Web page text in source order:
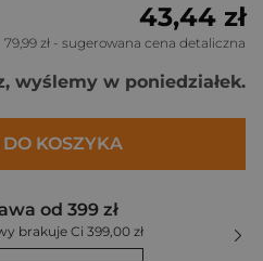
43,44 zł
79,99 zł - sugerowana cena detaliczna
wyślemy w poniedziałek.
KOSZYKA
od 399 zł
brakuje Ci 399,00 zł